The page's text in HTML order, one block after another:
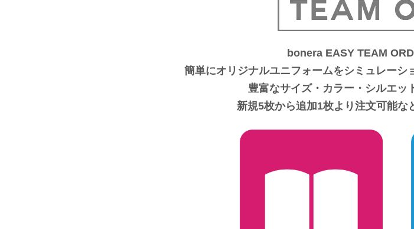
bonera EASY TEAM
簡単にオリジナルユニフォームをシミュレーシ
豊富なサイズ・カラー・シルエッ
新規5枚から追加1枚より注文可能な